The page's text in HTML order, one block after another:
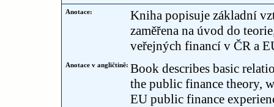
Anotace:
Kniha popisuje základní
zaměřena na úvod do
veřejných financí v ČR a
Anotace v angličtině: Book describes basic
the public finance theory,
EU public finance